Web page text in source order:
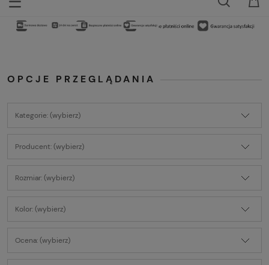
OPCJE PRZEGLĄDANIA
Kategorie: (wybierz)
Producent: (wybierz)
Rozmiar: (wybierz)
Kolor: (wybierz)
Ocena: (wybierz)